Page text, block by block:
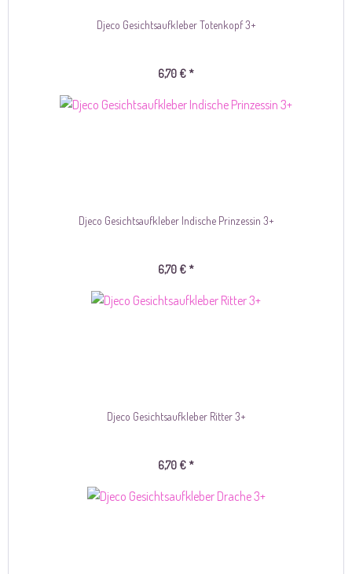
Djeco Gesichtsaufkleber Totenkopf 3+
6,70 € *
Djeco Gesichtsaufkleber Indische Prinzessin 3+
6,70 € *
Djeco Gesichtsaufkleber Ritter 3+
6,70 € *